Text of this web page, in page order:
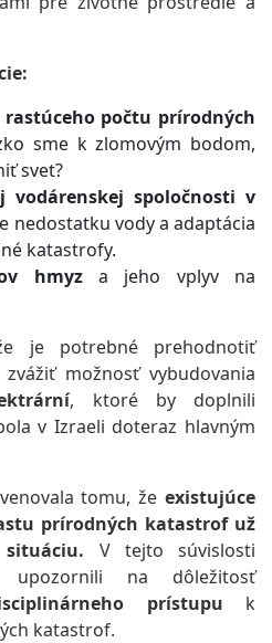
rastúceho počtu prírodných
sme k zlomovým bodom,
svet?
vodárenskej spoločnosti v
nedostatku vody a adaptácia
katastrofy.
hmyza jeho vplyv na
je potrebné prehodnotiť
zvážiť možnosť vybudovania
, ktoré by doplnili
v Izraeli doteraz hlavným
tomu, že existujúce
prírodných katastrof už
V tejto súvislosti
upozornili na dôležitosť
prístupu k
katastrof.